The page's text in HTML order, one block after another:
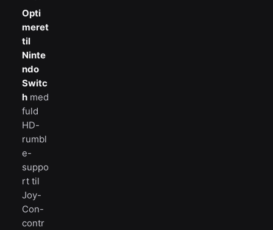
Opti
meret
til
Ninte
ndo
Switc
h med
fuld
HD-
rumbl
e-
suppo
rt til
Joy-
Con-
contr